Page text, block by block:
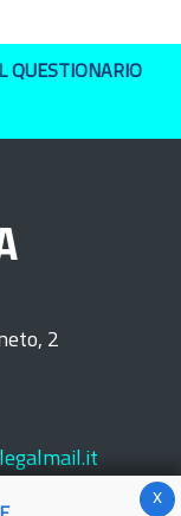
QUESTIONARIO
2
x